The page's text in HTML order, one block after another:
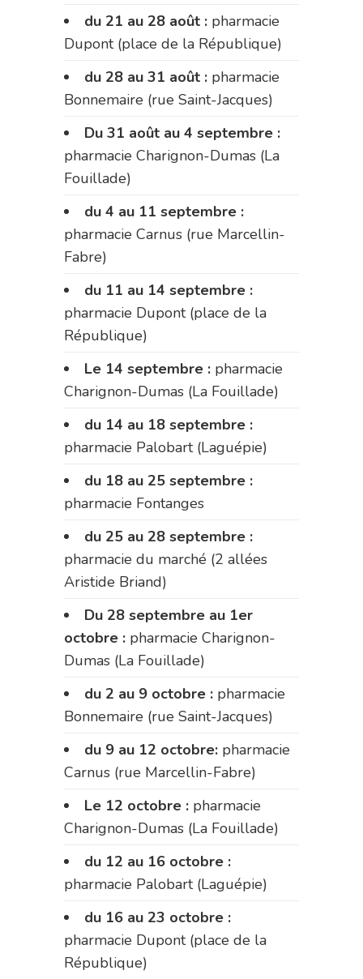
du 21 au 28 août : pharmacie
Dupont (place de la République)
du 28 au 31 août : pharmacie
Bonnemaire (rue Saint-Jacques)
Du 31 août au 4 septembre :
pharmacie Charignon-Dumas (La
Fouillade)
du 4 au 11 septembre :
pharmacie Carnus (rue Marcellin-
Fabre)
du 11 au 14 septembre :
pharmacie Dupont (place de la
République)
Le 14 septembre : pharmacie
Charignon-Dumas (La Fouillade)
du 14 au 18 septembre :
pharmacie Palobart (Laguépie)
du 18 au 25 septembre :
pharmacie Fontanges
du 25 au 28 septembre :
pharmacie du marché (2 allées
Aristide Briand)
Du 28 septembre au 1er
octobre : pharmacie Charignon-
Dumas (La Fouillade)
du 2 au 9 octobre : pharmacie
Bonnemaire (rue Saint-Jacques)
du 9 au 12 octobre: pharmacie
Carnus (rue Marcellin-Fabre)
Le 12 octobre : pharmacie
Charignon-Dumas (La Fouillade)
du 12 au 16 octobre :
pharmacie Palobart (Laguépie)
du 16 au 23 octobre :
pharmacie Dupont (place de la
République)